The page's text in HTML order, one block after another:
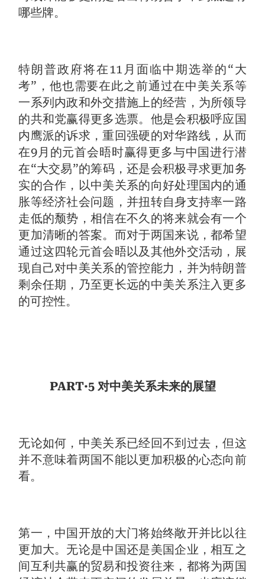
哪些牌。
特朗普政府将在11月面临中期选举的“大
考”，他也需要在此之前通过在中美关系等
一系列内政和外交措施上的经营，为所领导
的共和党赢得更多选票。他是会积极呼应国
内鹰派的诉求，重回强硬的对华路线，从而
在9月的元首会晤时赢得更多与中国进行潜
在“大交易”的筹码，还是会积极寻求更加务
实的合作，以中美关系的向好处理国内的通
胀等经济社会问题，并扭转自身支持率一路
走低的颓势，相信在不久的将来就会有一个
更加清晰的答案。而对于两国来说，都希望
通过这四轮元首会晤以及其他外交活动，展
现自己对中美关系的管控能力，并为特朗普
剩余任期，乃至更长远的中美关系注入更多
的可控性。
PART·5 对中美关系未来的展望
无论如何，中美关系已经回不到过去，但这
并不意味着两国不能以更加积极的心态向前
看。
第一，中国开放的大门将始终敞开并比以往
更加大。无论是中国还是美国企业，相互之
间互利共赢的贸易和投资往来，都将为两国